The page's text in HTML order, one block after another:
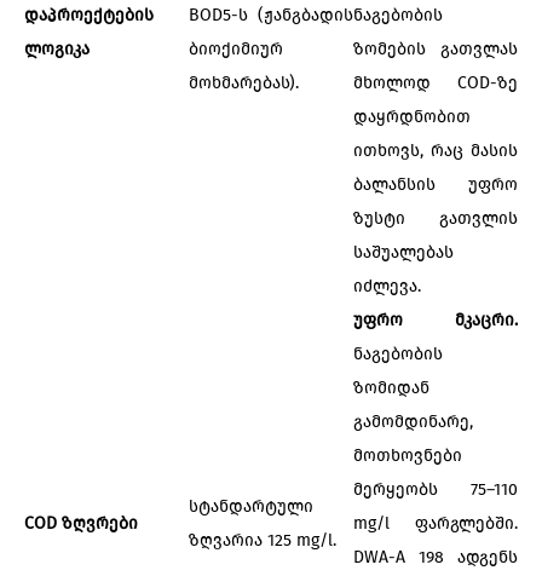
დაპროექტების
ლოგიკა
BOD5-ს (ჟანგბადის
ბიოქიმიურ
მოხმარებას).
ნაგებობის
ზომების გათვლას
მხოლოდ COD-ზე
დაყრდნობით
ითხოვს, რაც მასის
ბალანსის უფრო
ზუსტი გათვლის
საშუალებას
იძლევა.
COD ზღვრები
სტანდარტული
ზღვარია 125 mg/l.
უფრო მკაცრი.
ნაგებობის
ზომიდან
გამომდინარე,
მოთხოვნები
მერყეობს 75–110
mg/l ფარგლებში.
DWA-A 198 ადგენს